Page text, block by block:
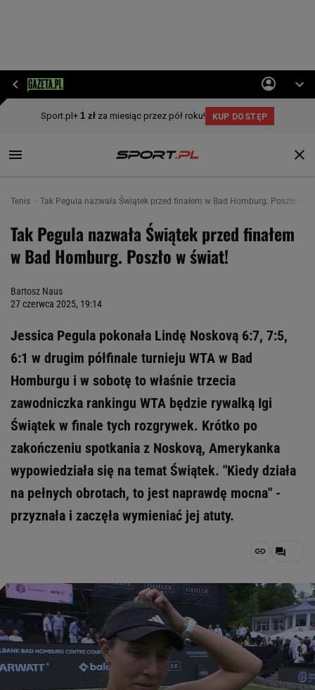
Tenis Tak Pegula nazwała Świątek przed finałem w Bad Homburg. Poszło w
Tak Pegula nazwała Świątek przed finałem
w Bad Homburg. Poszło w świat!
Bartosz Naus
27 czerwca 2025, 19:14
Jessica Pegula pokonała Lindę Noskovą 6:7, 7:5,
6:1 w drugim półfinale turnieju WTA w Bad
Homburgu i w sobotę to właśnie trzecia
zawodniczka rankingu WTA będzie rywalką Igi
Świątek w finale tych rozgrywek. Krótko po
zakończeniu spotkania z Noskovą, Amerykanka
wypowiedziała się na temat Świątek. "Kiedy działa
na pełnych obrotach, to jest naprawdę mocna" -
przyznała i zaczęła wymieniać jej atuty.